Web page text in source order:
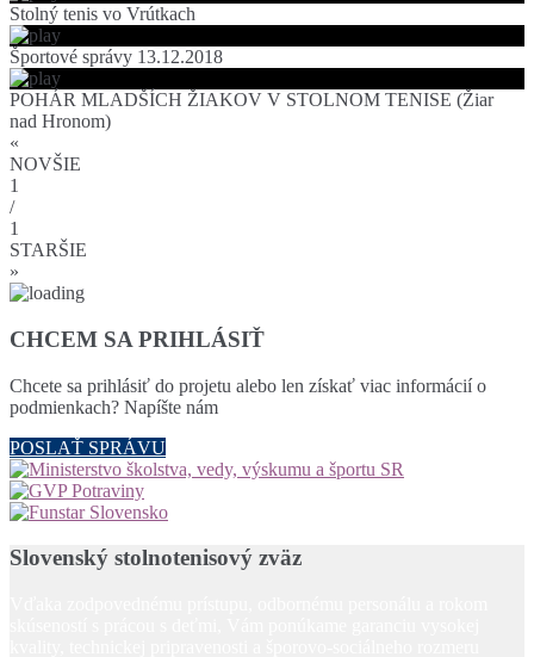
Stolný tenis vo Vrútkach
Športové správy 13.12.2018
POHÁR MLADŠÍCH ŽIAKOV V STOLNOM TENISE (Žiar
nad Hronom)
«
NOVŠIE
1
/
1
STARŠIE
»
CHCEM SA PRIHLÁSIŤ
Chcete sa prihlásiť do projetu alebo len získať viac informácií o
podmienkach? Napíšte nám
POSLAŤ SPRÁVU
Slovenský stolnotenisový zväz